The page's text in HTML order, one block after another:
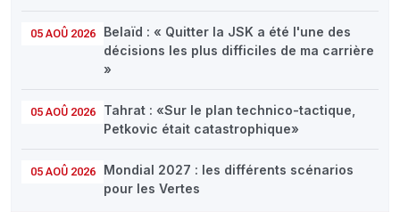
05 AOÛ 2026
Belaïd : « Quitter la JSK a été l'une des
décisions les plus difficiles de ma carrière
»
05 AOÛ 2026
Tahrat : «Sur le plan technico-tactique,
Petkovic était catastrophique»
05 AOÛ 2026
Mondial 2027 : les différents scénarios
pour les Vertes